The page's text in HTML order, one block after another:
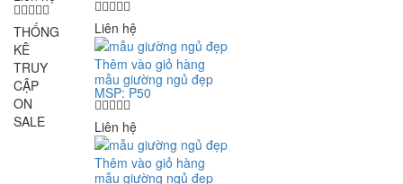
THỐNG
KÊ
TRUY
CẬP
ON
SALE
Liên hệ
Thêm vào giỏ hàng
mẫu giường ngủ đẹp
MSP: P50
Liên hệ
Thêm vào giỏ hàng
mẫu giường ngủ đẹp